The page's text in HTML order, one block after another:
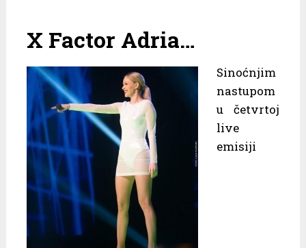
X Factor Adria…
Sinoćnjim
nastupom
u četvrtoj
live
emisiji